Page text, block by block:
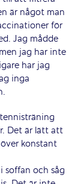
är något man
för
Jag mådde
jag har inte
har jag
inga
Det är lätt att
konstant
soffan och såg